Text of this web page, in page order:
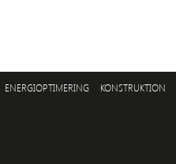
ENERGIOPTIMERING KONSTRUKTION